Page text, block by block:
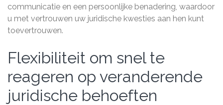
communicatie en een persoonlijke benadering, waardoor
u met vertrouwen uw juridische kwesties aan hen kunt
toevertrouwen.
Flexibiliteit om snel te
reageren op veranderende
juridische behoeften